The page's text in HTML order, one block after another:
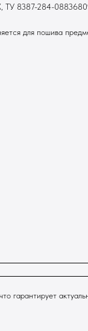
ТУ 8387-284-
для пошива
гарантирует